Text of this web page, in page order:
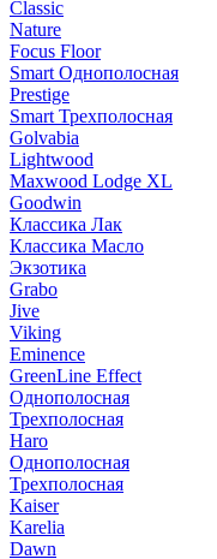
Classic
Nature
Focus Floor
Smart Однополосная
Prestige
Smart Трехполосная
Golvabia
Lightwood
Maxwood Lodge XL
Goodwin
Классика Лак
Классика Масло
Экзотика
Grabo
Jive
Viking
Eminence
GreenLine Effect
Однополосная
Трехполосная
Haro
Однополосная
Трехполосная
Kaiser
Karelia
Dawn